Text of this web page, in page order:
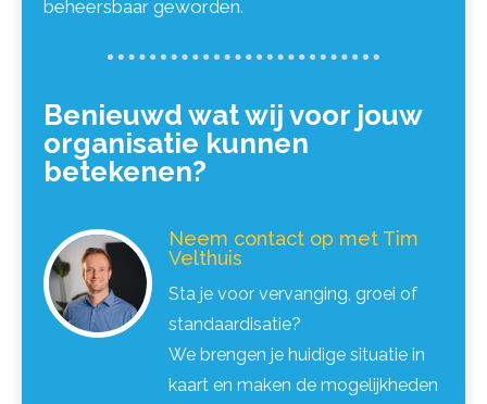
beheersbaar geworden.
Benieuwd wat wij voor jouw
organisatie kunnen
betekenen?
Neem contact op met Tim
Velthuis
Sta je voor vervanging, groei of
standaardisatie?
We brengen je huidige situatie in
kaart en maken de mogelijkheden